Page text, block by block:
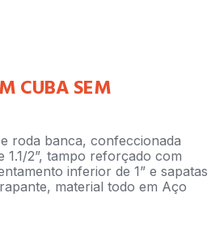
CUBA SEM
roda banca, confeccionada
1.1/2”, tampo reforçado com
inferior de 1” e sapatas
material todo em Aço